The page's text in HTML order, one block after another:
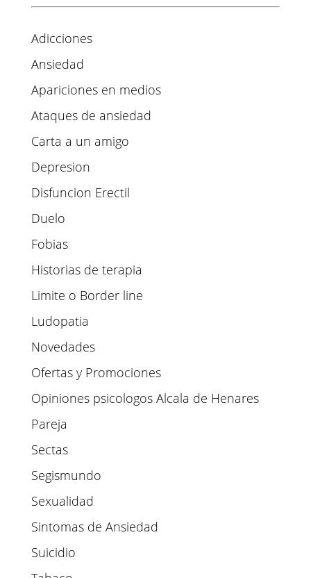
Adicciones
Ansiedad
Apariciones en medios
Ataques de ansiedad
Carta a un amigo
Depresion
Disfuncion Erectil
Duelo
Fobias
Historias de terapia
Limite o Border line
Ludopatia
Novedades
Ofertas y Promociones
Opiniones psicologos Alcala de Henares
Pareja
Sectas
Segismundo
Sexualidad
Sintomas de Ansiedad
Suicidio